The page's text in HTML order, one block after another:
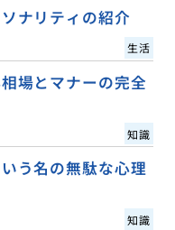
ナリティの紹介
生活
場とマナーの完全
知識
う名の無駄な心理
知識